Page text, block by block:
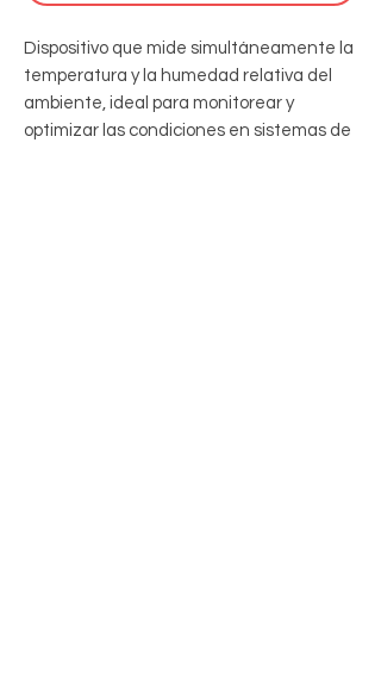
Dispositivo que mide simultáneamente la
temperatura y la humedad relativa del
ambiente, ideal para monitorear y
optimizar las condiciones en sistemas de